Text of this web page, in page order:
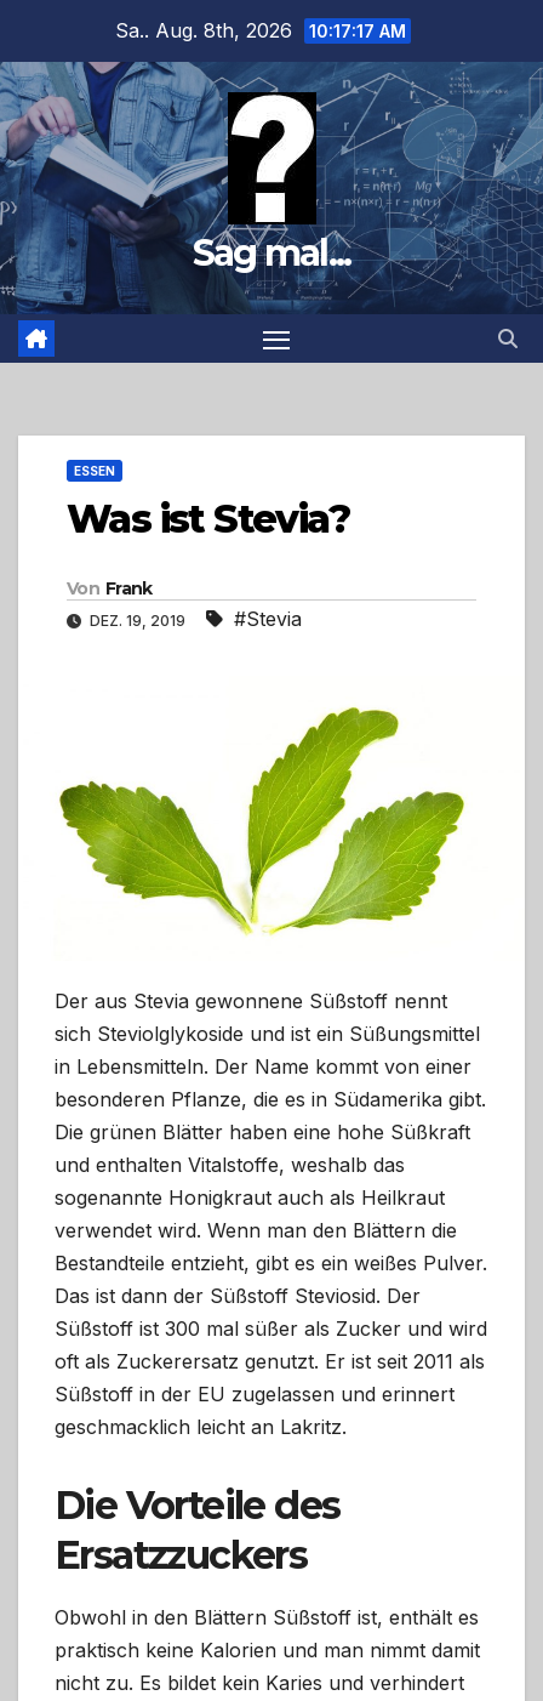
springen
Sa.. Aug. 8th, 2026 10:17:18 AM
Sag mal...
ESSEN
Was ist Stevia?
Von Frank
DEZ. 19, 2019 #Stevia
Der aus Stevia gewonnene Süßstoff nennt
sich Steviolglykoside und ist ein Süßungsmittel
in Lebensmitteln. Der Name kommt von einer
besonderen Pflanze, die es in Südamerika gibt.
Die grünen Blätter haben eine hohe Süßkraft
und enthalten Vitalstoffe, weshalb das
sogenannte Honigkraut auch als Heilkraut
verwendet wird. Wenn man den Blättern die
Bestandteile entzieht, gibt es ein weißes Pulver.
Das ist dann der Süßstoff Steviosid. Der
Süßstoff ist 300 mal süßer als Zucker und wird
oft als Zuckerersatz genutzt. Er ist seit 2011 als
Süßstoff in der EU zugelassen und erinnert
geschmacklich leicht an Lakritz.
Die Vorteile des
Ersatzzuckers
Obwohl in den Blättern Süßstoff ist, enthält es
praktisch keine Kalorien und man nimmt damit
nicht zu. Es bildet kein Karies und verhindert